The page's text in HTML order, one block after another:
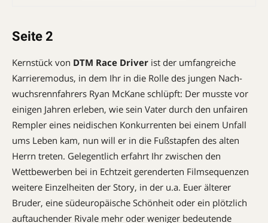
Seite 2
Kernstück von DTM Race Driver ist der umfangreiche
Karrieremodus, in dem Ihr in die Rolle des jungen Nach­
wuchs­renn­fahrers Ryan McKane schlüpft: Der muss­te vor
einigen Jahren erleben, wie sein Vater durch den unfairen
Rempler eines neidischen Konkurrenten bei einem Unfall
ums Leben kam, nun will er in die Fußstapfen des alten
Herrn treten. Gelegentlich erfahrt Ihr zwischen den
Wettbewerben bei in Echtzeit gerenderten Filmsequenzen
weitere Einzelheiten der Story, in der u.a. Euer älterer
Bruder, eine süd­europäische Schönheit oder ein plötzlich
auftauchender Rivale mehr oder weniger bedeutende